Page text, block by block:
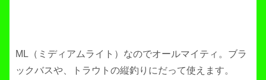
ML（ミディアムライト）なのでオールマイティ。ブラ
ックバスや、トラウトの縦釣りにだって使えます。